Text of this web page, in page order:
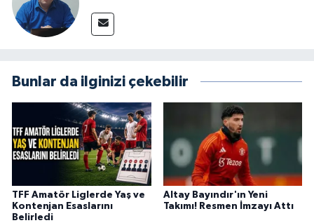
Bunlar da ilginizi çekebilir
TFF Amatör Liglerde Yaş ve
Kontenjan Esaslarını
Belirledi
Altay Bayındır'ın Yeni
Takımı! Resmen İmzayı Attı